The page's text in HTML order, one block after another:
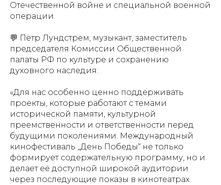
Отечественной войне и специальной военной
операции.
💬 Пётр Лундстрем, музыкант, заместитель
председателя Комиссии Общественной
палаты РФ по культуре и сохранению
духовного наследия:
«Для нас особенно ценно поддерживать
проекты, которые работают с темами
исторической памяти, культурной
преемственности и ответственности перед
будущими поколениями. Международный
кинофестиваль „День Победы“ не только
формирует содержательную программу, но и
делает её доступной широкой аудитории
через последующие показы в кинотеатрах